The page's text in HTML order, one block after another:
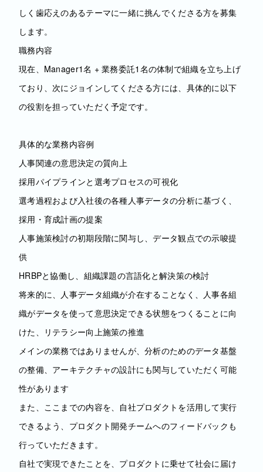
しく歯応えのあるテーマに一緒に挑んでくださる方を募集
します。
職務内容
現在、Manager1名 + 業務委託1名の体制で組織を立ち上げ
ており、次にジョインしてくださる方には、具体的に以下
の役割を担っていただく予定です。
具体的な業務内容例
人事関連の意思決定の質向上
採用パイプラインと選考プロセスの可視化
選考過程および入社後の各種人事データの分析に基づく、
採用・育成計画の提案
人事施策検討の初期段階に関与し、データ観点での示唆提
供
HRBPと協働し、組織課題の言語化と解決策の検討
将来的に、人事データ組織が介在することなく、人事各組
織がデータを使って意思決定できる状態をつくることに向
けた、リテラシー向上施策の推進
メインの業務ではありませんが、分析のためのデータ基盤
の整備、アーキテクチャの設計にも関与していただく可能
性があります
また、ここまでの内容を、自社プロダクトを活用して実行
できるよう、プロダクト開発チームへのフィードバックも
行っていただきます。
自社で実現できたことを、プロダクトに乗せて社会に届け